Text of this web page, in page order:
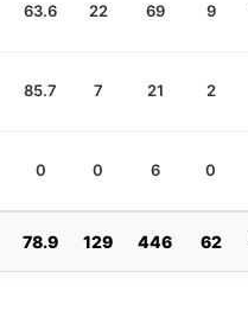
63.6 22 69 9
85.7 7 21 2
0 0 6 0
78.9 129 446 62